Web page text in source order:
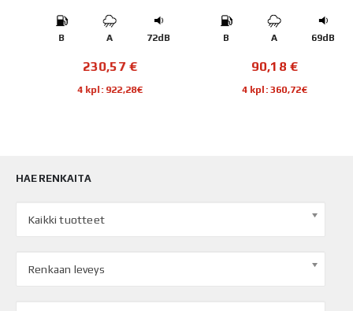
B A 72dB
230,57€
4 kpl: 922,28€
B A 69dB
90,18 €
4 kpl: 360,72€
HAE RENKAITA
Kaikki tuotteet
Renkaan leveys